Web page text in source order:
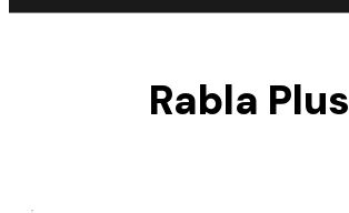
Rabla Plus